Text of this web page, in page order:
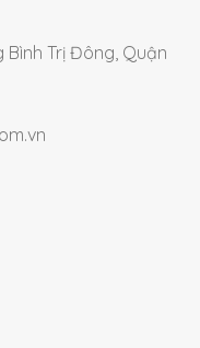
Bình Trị Đông, Quận